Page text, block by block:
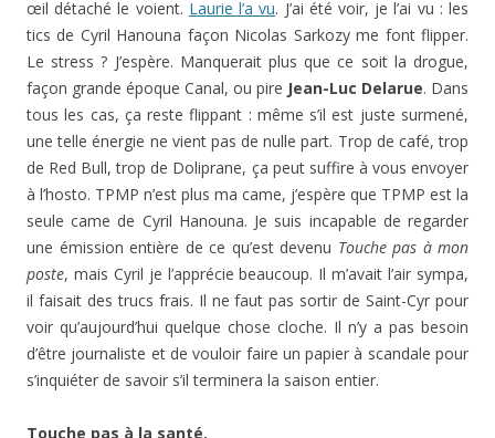
œil détaché le voient. Laurie l’a vu. J’ai été voir, je l’ai vu : les
tics de Cyril Hanouna façon Nicolas Sarkozy me font flipper.
Le stress ? J’espère. Manquerait plus que ce soit la drogue,
façon grande époque Canal, ou pire Jean-Luc Delarue. Dans
tous les cas, ça reste flippant : même s’il est juste surmené,
une telle énergie ne vient pas de nulle part. Trop de café, trop
de Red Bull, trop de Doliprane, ça peut suffire à vous envoyer
à l’hosto. TPMP n’est plus ma came, j’espère que TPMP est la
seule came de Cyril Hanouna. Je suis incapable de regarder
une émission entière de ce qu’est devenu Touche pas à mon
poste, mais Cyril je l’apprécie beaucoup. Il m’avait l’air sympa,
il faisait des trucs frais. Il ne faut pas sortir de Saint-Cyr pour
voir qu’aujourd’hui quelque chose cloche. Il n’y a pas besoin
d’être journaliste et de vouloir faire un papier à scandale pour
s’inquiéter de savoir s’il terminera la saison entier.
Touche pas à la santé.